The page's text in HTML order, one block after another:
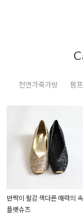
천연가죽가방 펌
반짝이 펄감 색다른 매력의
플랫슈즈